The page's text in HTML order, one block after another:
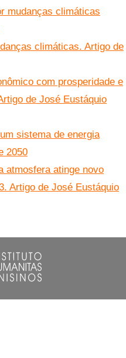
mudanças climáticas
climáticas. Artigo de
com prosperidade e
de José Eustáquio
sistema de energia
2050
atmosfera atinge novo
Artigo de José Eustáquio